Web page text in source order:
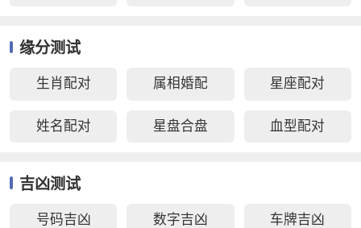
缘分测试
生肖配对 属相婚配 星座配对
姓名配对 星盘合盘 血型配对
吉凶测试
号码吉凶 数字吉凶 车牌吉凶